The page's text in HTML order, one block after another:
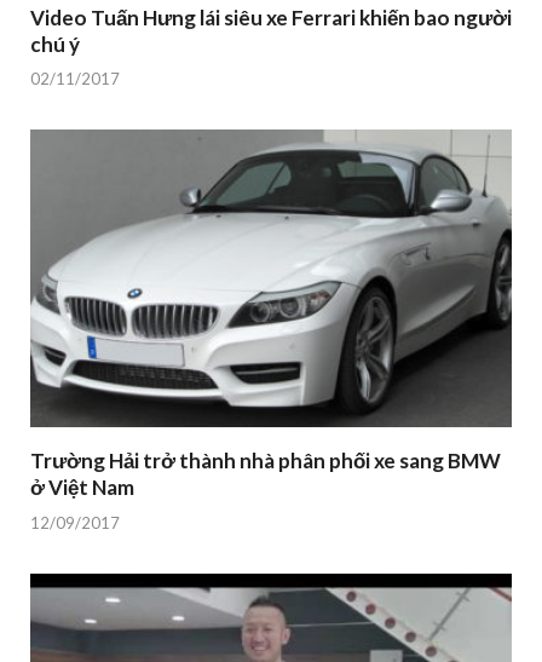
Video Tuấn Hưng lái siêu xe Ferrari khiến bao người
chú ý
02/11/2017
Trường Hải trở thành nhà phân phối xe sang BMW
ở Việt Nam
12/09/2017